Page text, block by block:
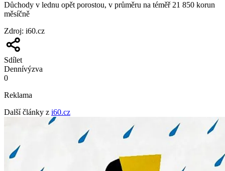
Důchody v lednu opět porostou, v průměru na téměř 21 850 korun
měsíčně
Zdroj: i60.cz
Sdílet
Dennívýzva
0
Reklama
Další články z i60.cz